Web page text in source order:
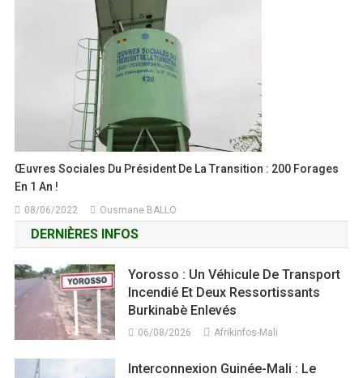
Œuvres Sociales Du Président De La Transition : 200 Forages
En 1 An !
08/06/2022 Ousmane BALLO
DERNIÈRES INFOS
Yorosso : Un Véhicule De Transport
Incendié Et Deux Ressortissants
Burkinabè Enlevés
06/08/2026 Afrikinfos-Mali
Interconnexion Guinée-Mali : Le